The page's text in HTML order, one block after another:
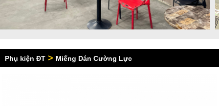
Phụ kiện ĐT > Miếng Dán Cường Lực